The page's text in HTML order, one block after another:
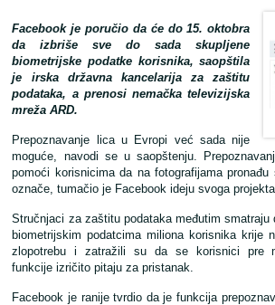
Facebook je poručio da će do 15. oktobra
da izbriše sve do sada skupljene
biometrijske podatke korisnika, saopštila
je irska državna kancelarija za zaštitu
podataka, a prenosi nemačka televizijska
mreža ARD.
Prepoznavanje lica u Evropi već sada nije
moguće, navodi se u saopštenju.
pomoći korisnicima da na fotografijama
označe, tumačio je Facebook ideju svoga
Stručnjaci za zaštitu podataka međutim smatraju
biometrijskim podatcima miliona korisnika krije
zlopotrebu i zatražili su da se korisnici pre
funkcije izričito pitaju za pristanak.
Facebook je ranije tvrdio da je funkcija